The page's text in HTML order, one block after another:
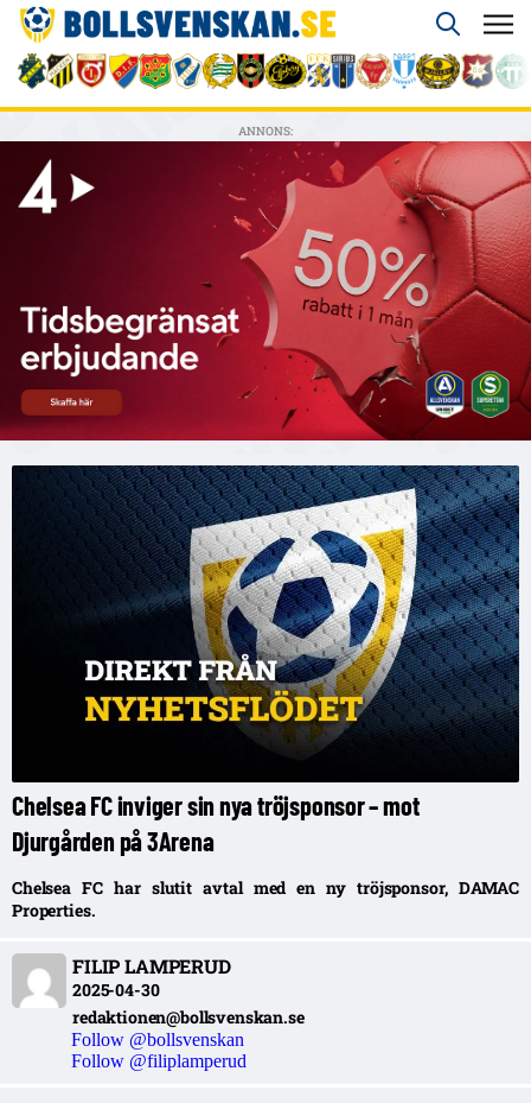
ANNONS:
Chelsea FC inviger sin nya tröjsponsor – mot
Djurgården på 3Arena
Chelsea FC har slutit avtal med en ny tröjsponsor, DAMAC
Properties.
FILIP LAMPERUD
2025-04-30
redaktionen@bollsvenskan.se
Follow @bollsvenskan
Follow @filiplamperud